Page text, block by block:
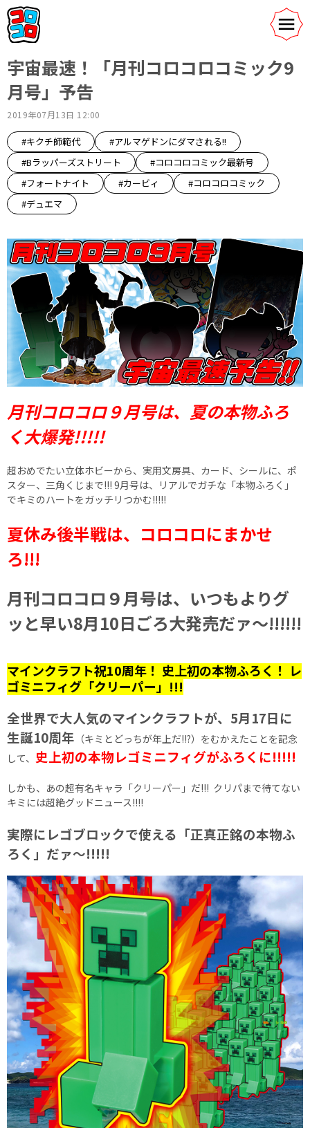
宇宙最速！「月刊コロコロコミック9
月号」予告
2019年07月13日 12:00
#キクチ師範代
#アルマゲドンにダマされる!!
#Bラッパーズストリート
#コロコロコミック最新号
#フォートナイト
#カービィ
#コロコロコミック
#デュエマ
月刊コロコロ９月号は、夏の本物ふろ
く大爆発!!!!!
超おめでたい立体ホビーから、実用文房具、カード、シールに、ポ
スター、三角くじまで!!! 9月号は、リアルでガチな「本物ふろく」
でキミのハートをガッチリつかむ!!!!!
夏休み後半戦は、コロコロにまかせ
ろ!!!
月刊コロコロ９月号は、いつもよりグ
ッと早い8月10日ごろ大発売だァ〜!!!!!!
マインクラフト祝10周年！ 史上初の本物ふろく！ レ
ゴミニフィグ「クリーパー」!!!
全世界で大人気のマインクラフトが、5月17日に
生誕10周年 （キミとどっちが年上だ!!?）をむかえたことを記念
して、 史上初の本物レゴミニフィグがふろくに!!!!!
しかも、あの超有名キャラ「クリーパー」だ!!! クリパまで待てない
キミには超絶グッドニュース!!!!
実際にレゴブロックで使える「正真正銘の本物ふ
ろく」だァ〜!!!!!